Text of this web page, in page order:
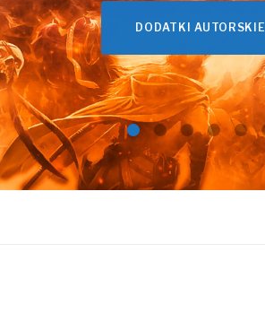
DODATKI AUTORSKIE